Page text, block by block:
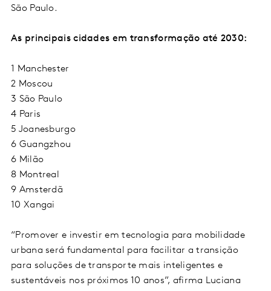
São Paulo.
As principais cidades em transformação até 2030:
1 Manchester
2 Moscou
3 São Paulo
4 Paris
5 Joanesburgo
6 Guangzhou
6 Milão
8 Montreal
9 Amsterdã
10 Xangai
“Promover e investir em tecnologia para mobilidade
urbana será fundamental para facilitar a transição
para soluções de transporte mais inteligentes e
sustentáveis nos próximos 10 anos”, afirma Luciana